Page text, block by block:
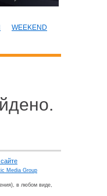
WEEKEND
Media Group
в любом виде,